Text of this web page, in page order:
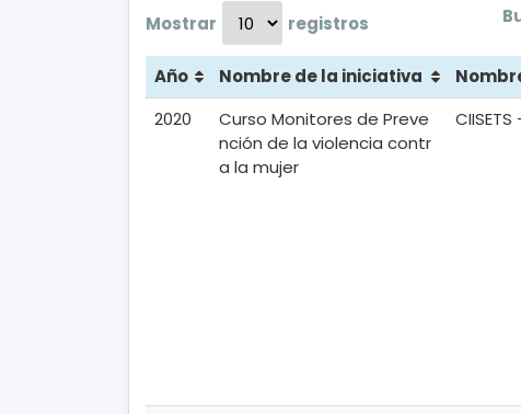
Mostrar registros
Año Nombre de la iniciativa
2020
Curso Monitores de Preve
nción de la violencia contr
a la mujer
CIISETS